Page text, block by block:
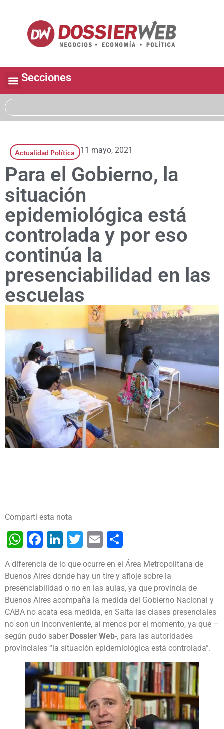
Secciones
Actualidad Política 11 mayo, 2021
Para el Gobierno, la
situación
epidemiológica está
controlada y por eso
continúa la
presenciabilidad en las
escuelas
Compartí esta nota
WhatsApp
Facebook
LinkedIn
TwitterEmail
A diferencia de lo que ocurre en el Área Metropolitana de
Buenos Aires donde hay un tire y afloje sobre la
presenciabilidad o no en las aulas, ya que provincia de
Buenos Aires acompaña la medida del Gobierno Nacional y
CABA no acata esa medida, en Salta las clases presenciales
no son un inconveniente, al menos por el momento, ya que –
según pudo saber Dossier Web-, para las autoridades
provinciales “la situación epidemiológica está controlada”.